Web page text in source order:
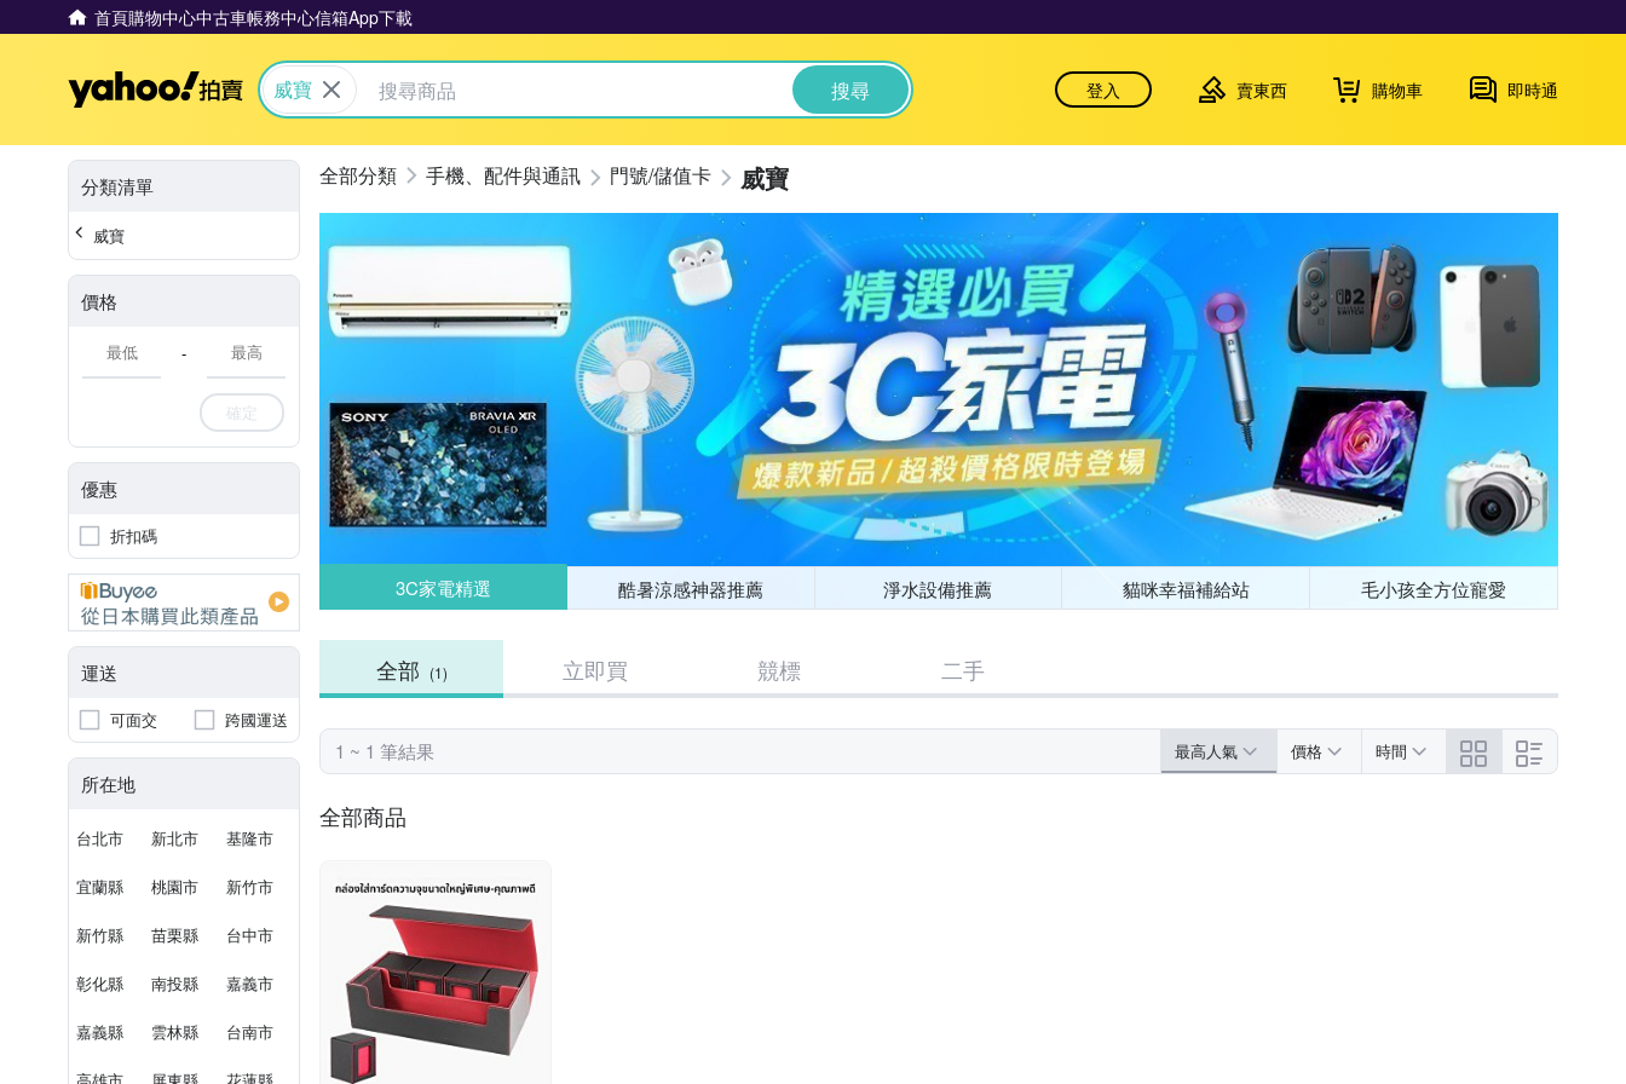
首頁購物中心中古車帳務中心信箱App下載
Yahoo拍賣
威寶 搜尋 登入 賣東西 購物車 即時通
分類清單
威寶
價格
-
確定
優惠
折扣碼
運送
可面交 跨國運送
所在地
台北市 新北市 基隆市
宜蘭縣 桃園市 新竹市
新竹縣 苗栗縣 台中市
彰化縣 南投縣 嘉義市
嘉義縣 雲林縣 台南市
手機、配件與通訊 門號/儲值卡 威寶
3C家電精選 酷暑涼感神器推薦 淨水設備推薦 貓咪幸福補給站 毛小孩全方位寵愛
全部 (1) 立即買 競標 二手
1 ~ 1 筆結果 最高人氣 價格 時間
全部商品